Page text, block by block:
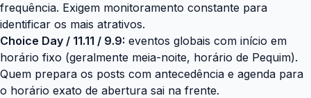
frequência. Exigem monitoramento constante para
identificar os mais atrativos.
Choice Day / 11.11 / 9.9: eventos globais com início em
horário fixo (geralmente meia-noite, horário de Pequim).
Quem prepara os posts com antecedência e agenda para
o horário exato de abertura sai na frente.